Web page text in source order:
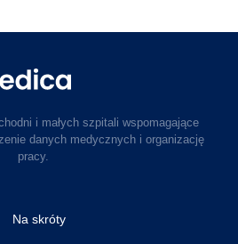
i małych szpitali wspomagające
danych medycznych i organizację
pracy.
Na skróty